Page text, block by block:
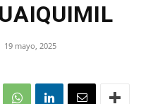
19 mayo, 2025